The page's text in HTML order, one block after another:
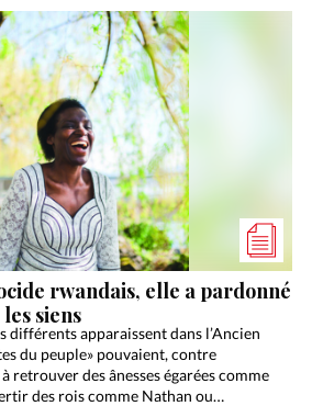
rwandais, elle a pardonné
siens
différents apparaissent dans l’Ancien
du peuple» pouvaient, contre
retrouver des ânesses égarées comme
des rois comme Nathan ou…